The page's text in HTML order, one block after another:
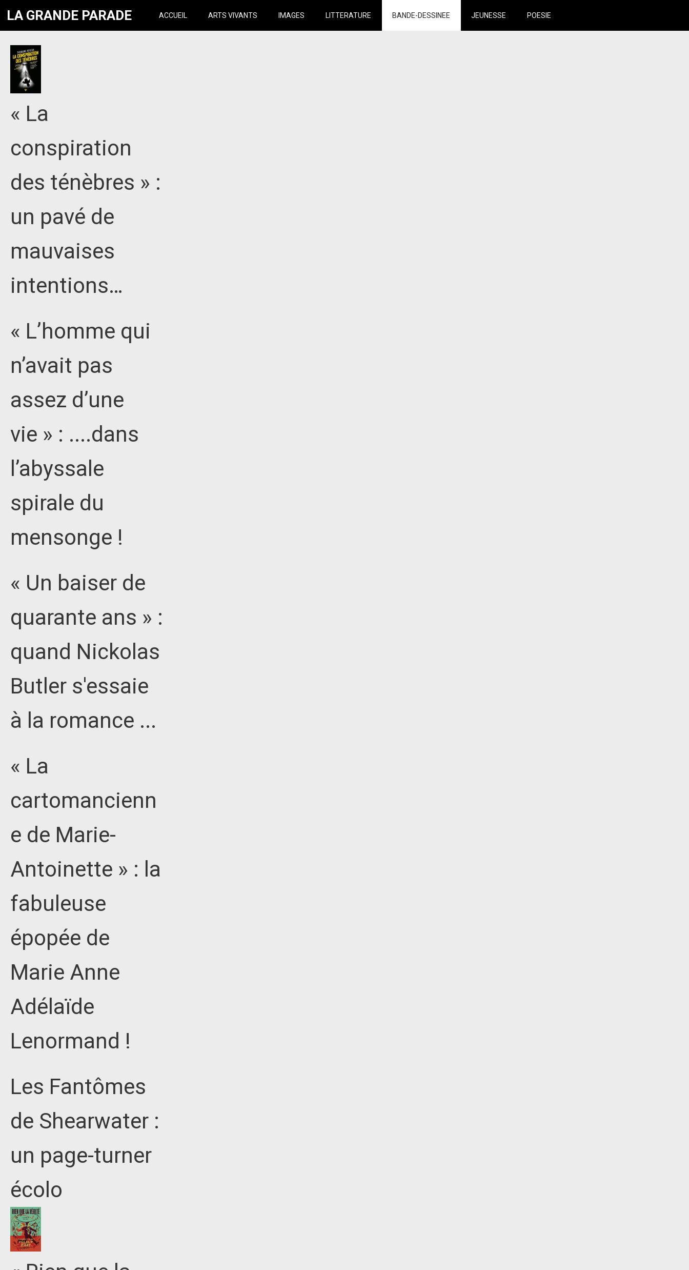
LA GRANDE PARADE ACCUEIL ARTS VIVANTS IMAGES LITTERATURE BANDE-DESSINEE JEUNESSE POESIE
« La
conspiration
des ténèbres » :
un pavé de
mauvaises
intentions…
« L’homme qui
n’avait pas
assez d’une
vie » : ....dans
l’abyssale
spirale du
mensonge !
« Un baiser de
quarante ans » :
quand Nickolas
Butler s'essaie
à la romance ...
« La
cartomancienn
e de Marie-
Antoinette » : la
fabuleuse
épopée de
Marie Anne
Adélaïde
Lenormand !
Les Fantômes
de Shearwater :
un page-turner
écolo